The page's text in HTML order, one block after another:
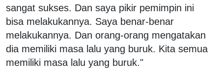
sangat sukses. Dan saya pikir pemimpin ini
bisa melakukannya. Saya benar-benar
melakukannya. Dan orang-orang mengatakan
dia memiliki masa lalu yang buruk. Kita semua
memiliki masa lalu yang buruk."